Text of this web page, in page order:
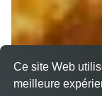
Ce site Web
meilleure